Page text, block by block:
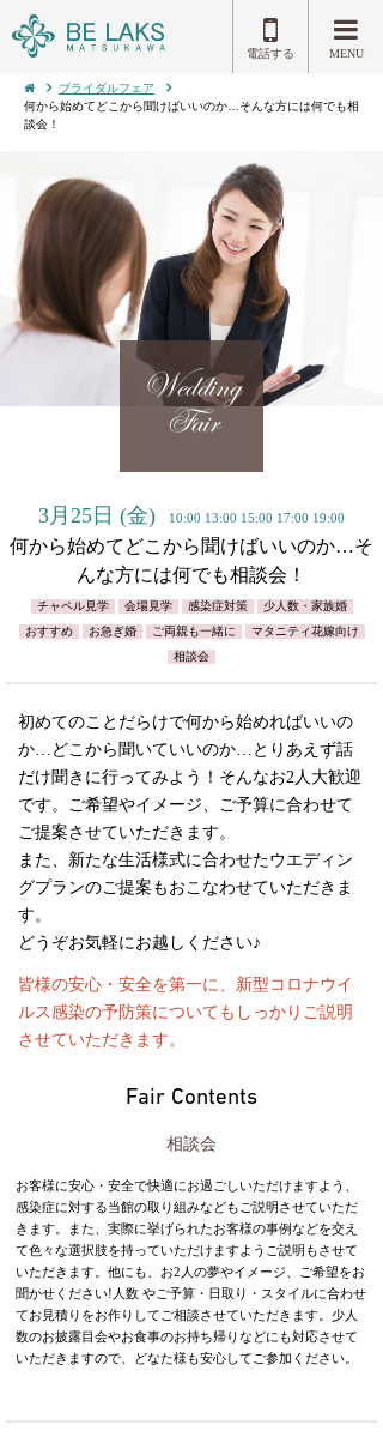
電話する MENU
ブライダルフェア
何から始めてどこから聞けばいいのか…そんな方には何でも相
談会！
Wedding
Fair
3月25日 (金) 10:00 13:00 15:00 17:00 19:00
何から始めてどこから聞けばいいのか…そ
んな方には何でも相談会！
チャペル見学 会場見学 感染症対策
少人数・家族婚
おすすめ
お急ぎ婚 ご両親も一緒に
マタニティ花嫁向け
相談会
初めてのことだらけで何から始めればいいの
か…どこから聞いていいのか…とりあえず話
だけ聞きに行ってみよう！そんなお2人大歓迎
です。ご希望やイメージ、ご予算に合わせて
ご提案させていただきます。
また、新たな生活様式に合わせたウエディン
グプランのご提案もおこなわせていただきま
す。
どうぞお気軽にお越しください♪
皆様の安心・安全を第一に、新型コロナウイ
ルス感染の予防策についてもしっかりご説明
させていただきます。
Fair Contents
相談会
お客様に安心・安全で快適にお過ごしいただけますよう、
感染症に対する当館の取り組みなどもご説明させていただ
きます。また、実際に挙げられたお客様の事例などを交え
て色々な選択肢を持っていただけますようご説明もさせて
いただきます。他にも、お2人の夢やイメージ、ご希望をお
聞かせください!人数 やご予算・日取り・スタイルに合わせ
てお見積りをお作りしてご相談させていただきます。少人
数のお披露目会やお食事のお持ち帰りなどにも対応させて
いただきますので、どなた様も安心してご参加ください。